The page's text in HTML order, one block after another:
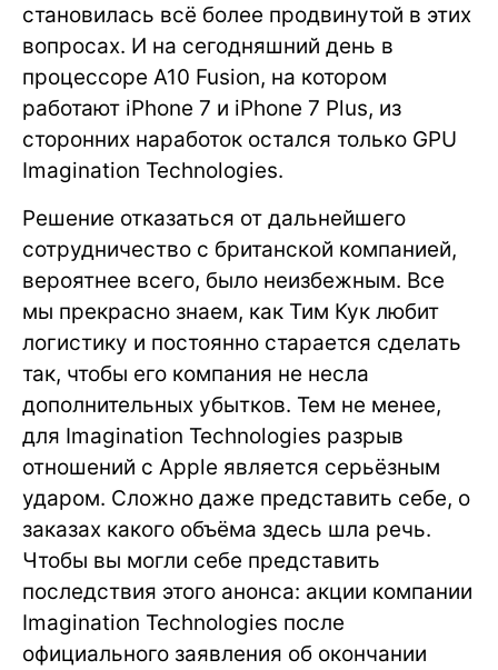
становилась всё более продвинутой в этих
вопросах. И на сегодняшний день в
процессоре A10 Fusion, на котором
работают iPhone 7 и iPhone 7 Plus, из
сторонних наработок остался только GPU
Imagination Technologies.
Решение отказаться от дальнейшего
сотрудничество с британской компанией,
вероятнее всего, было неизбежным. Все
мы прекрасно знаем, как Тим Кук любит
логистику и постоянно старается сделать
так, чтобы его компания не несла
дополнительных убытков. Тем не менее,
для Imagination Technologies разрыв
отношений с Apple является серьёзным
ударом. Сложно даже представить себе, о
заказах какого объёма здесь шла речь.
Чтобы вы могли себе представить
последствия этого анонса: акции компании
Imagination Technologies после
официального заявления об окончании